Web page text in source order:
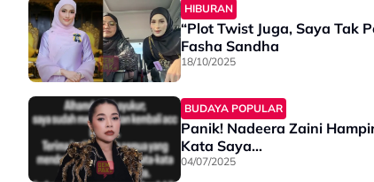
HIBURAN
“Plot Twist Juga, Saya Tak
Fasha Sandha
18/10/2025
BUDAYA POPULAR
Panik! Nadeera Zaini
Kata Saya…
04/07/2025